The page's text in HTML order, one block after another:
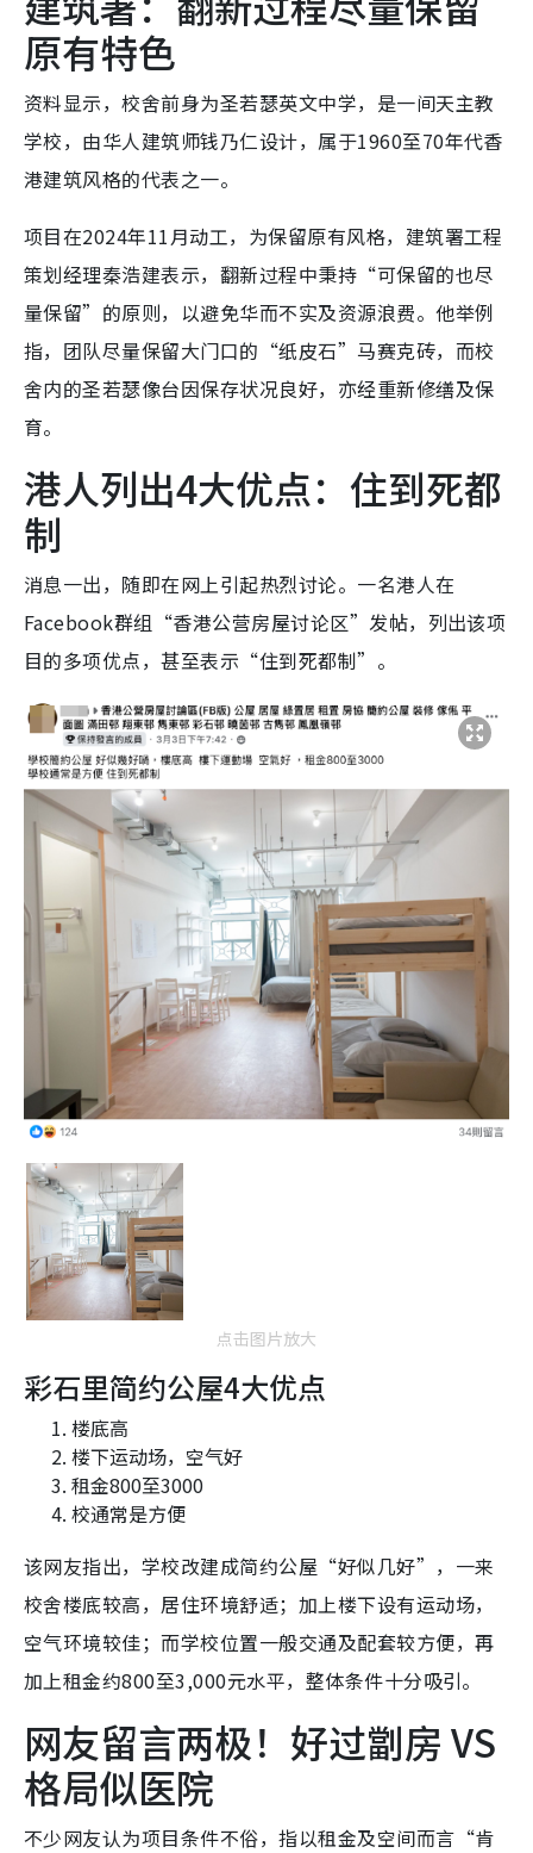
原有特色
资料显示，校舍前身为圣若瑟英文中学，是一间天主教
学校，由华人建筑师钱乃仁设计，属于1960至70年代香
港建筑风格的代表之一。
项目在2024年11月动工，为保留原有风格，建筑署工程
策划经理秦浩建表示，翻新过程中秉持“可保留的也尽
量保留”的原则，以避免华而不实及资源浪费。他举例
指，团队尽量保留大门口的“纸皮石”马赛克砖，而校
舍内的圣若瑟像台因保存状况良好，亦经重新修缮及保
育。
港人列出4大优点：住到死都
制
消息一出，随即在网上引起热烈讨论。一名港人在
Facebook群组“香港公营房屋讨论区”发帖，列出该项
目的多项优点，甚至表示“住到死都制”。
点击图片放大
彩石里简约公屋4大优点
楼底高
楼下运动场，空气好
租金800至3000
校通常是方便
该网友指出，学校改建成简约公屋“好似几好”，一来
校舍楼底较高，居住环境舒适；加上楼下设有运动场，
空气环境较佳；而学校位置一般交通及配套较方便，再
加上租金约800至3,000元水平，整体条件十分吸引。
网友留言两极！好过劏房 VS
格局似医院
不少网友认为项目条件不俗，指以租金及空间而言“肯